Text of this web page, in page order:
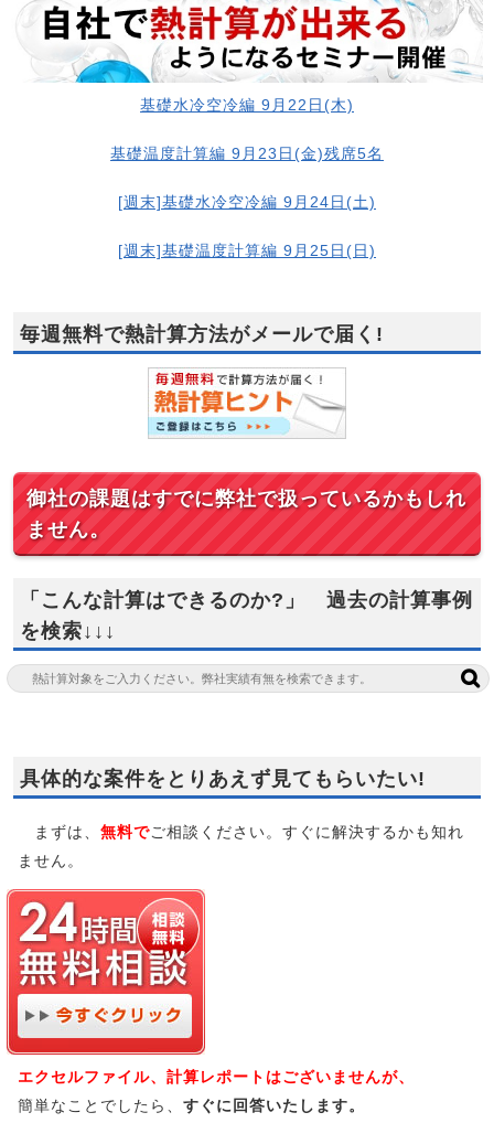
基礎水冷空冷編 9月22日(木)
基礎温度計算編 9月23日(金)残席5名
[週末]基礎水冷空冷編 9月24日(土)
[週末]基礎温度計算編 9月25日(日)
毎週無料で熱計算方法がメールで届く!
御社の課題はすでに弊社で扱っているかもしれ
ません。
「こんな計算はできるのか?」 過去の計算事例
を検索↓↓↓
具体的な案件をとりあえず見てもらいたい!
まずは、 無料でご相談ください。すぐに解決するかも知れ
ません。
エクセルファイル、計算レポートはございませんが、
簡単なことでしたら、 すぐに回答いたします。